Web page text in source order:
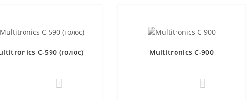
C-590 (голос) Multitronics C-900